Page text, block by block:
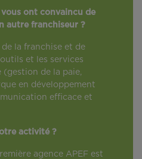
ont convaincu de
autre franchiseur ?
la franchise et de
et les services
(gestion de la paie,
en développement
efficace et
activité ?
agence APEF est